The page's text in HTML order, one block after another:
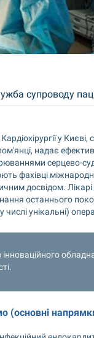
супроводу
у
надає
серцево-
фахівці
досвідом.
останнього
числі унікальні)
(основні